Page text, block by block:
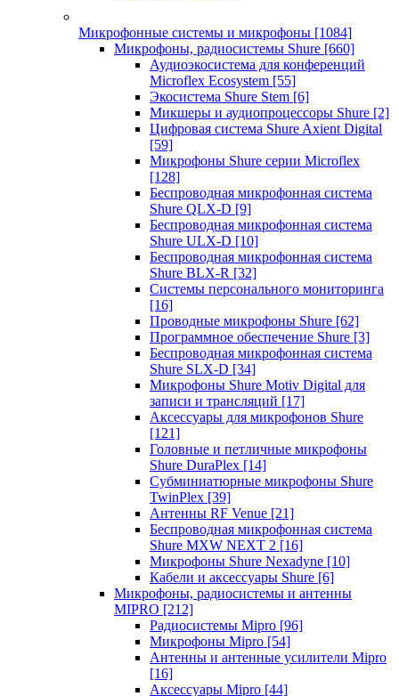
Микрофонные системы и микрофоны [1084]
Микрофоны, радиосистемы Shure [660]
Аудиоэкосистема для конференций
Microflex Ecosystem [55]
Экосистема Shure Stem [6]
Микшеры и аудиопроцессоры Shure [2]
Цифровая система Shure Axient Digital
[59]
Микрофоны Shure серии Microflex
[128]
Беспроводная микрофонная система
Shure QLX-D [9]
Беспроводная микрофонная система
Shure ULX-D [10]
Беспроводная микрофонная система
Shure BLX-R [32]
Системы персонального мониторинга
[16]
Проводные микрофоны Shure [62]
Программное обеспечение Shure [3]
Беспроводная микрофонная система
Shure SLX-D [34]
Микрофоны Shure Motiv Digital для
записи и трансляций [17]
Аксессуары для микрофонов Shure
[121]
Головные и петличные микрофоны
Shure DuraPlex [14]
Субминиатюрные микрофоны Shure
TwinPlex [39]
Антенны RF Venue [21]
Беспроводная микрофонная система
Shure MXW NEXT 2 [16]
Микрофоны Shure Nexadyne [10]
Кабели и аксессуары Shure [6]
Микрофоны, радиосистемы и антенны
MIPRO [212]
Радиосистемы Mipro [96]
Микрофоны Mipro [54]
Антенны и антенные усилители Mipro
[16]
Аксессуары Mipro [44]